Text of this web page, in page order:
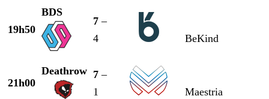
19h50
BDS
7 –
4
BeKind
21h00
Deathrow 7–
1
Maestria